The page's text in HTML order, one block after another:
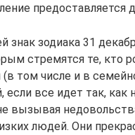
предоставляется
знак зодиака 31
стремятся те, кто
том числе и в
если все идет так,
вызывая
людей. Они